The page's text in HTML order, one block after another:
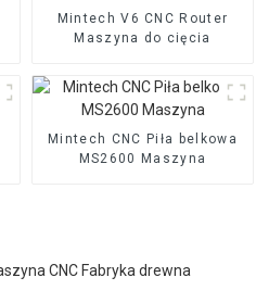
Mintech V6 CNC Router
Maszyna do cięcia
Mintech CNC Piła belkowa
MS2600 Maszyna